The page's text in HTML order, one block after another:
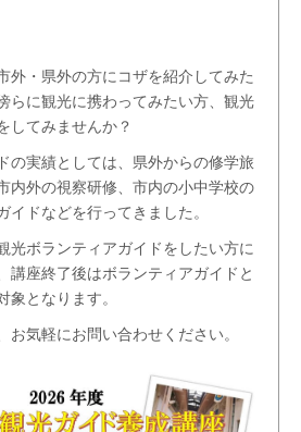
外・県外の方にコザを紹介してみた
らに観光に携わってみたい方、観光
してみませんか？
の実績としては、県外からの修学旅
内外の視察研修、市内の小中学校の
イドなどを行ってきました。
光ボランティアガイドをしたい方に
講座終了後はボランティアガイドと
象となります。
お気軽にお問い合わせください。